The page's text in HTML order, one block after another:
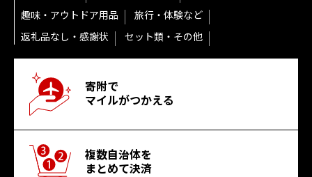
趣味・アウトドア用品
旅行・体験など
返礼品なし・感謝状
セット類・その他
寄附で
マイルがつかえる
複数自治体を
まとめて決済